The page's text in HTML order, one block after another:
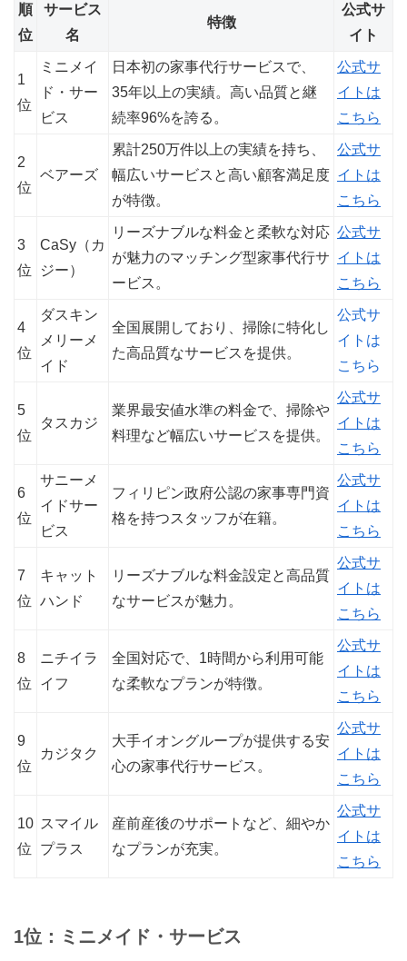
順
位
サービス
名
特徴
公式サ
イト
1
位
ミニメイ
ド・サー
ビス
日本初の家事代行サービスで、
35年以上の実績。高い品質と継
続率96%を誇る。
公式サ
イトは
こちら
2
位
ベアーズ
累計250万件以上の実績を持ち、
幅広いサービスと高い顧客満足度
が特徴。
公式サ
イトは
こちら
3
位
CaSy（カ
ジー）
リーズナブルな料金と柔軟な対応
が魅力のマッチング型家事代行サ
ービス。
公式サ
イトは
こちら
4
位
ダスキン
メリーメ
イド
全国展開しており、掃除に特化し
た高品質なサービスを提供。
公式サ
イトは
こちら
5
位
タスカジ
業界最安値水準の料金で、掃除や
料理など幅広いサービスを提供。
公式サ
イトは
こちら
6
位
サニーメ
イドサー
ビス
フィリピン政府公認の家事専門資
格を持つスタッフが在籍。
公式サ
イトは
こちら
7
位
キャット
ハンド
リーズナブルな料金設定と高品質
なサービスが魅力。
公式サ
イトは
こちら
8
位
ニチイラ
イフ
全国対応で、1時間から利用可能
な柔軟なプランが特徴。
公式サ
イトは
こちら
9
位
カジタク
大手イオングループが提供する安
心の家事代行サービス。
公式サ
イトは
こちら
10
位
スマイル
プラス
産前産後のサポートなど、細やか
なプランが充実。
公式サ
イトは
こちら
1位：ミニメイド・サービス